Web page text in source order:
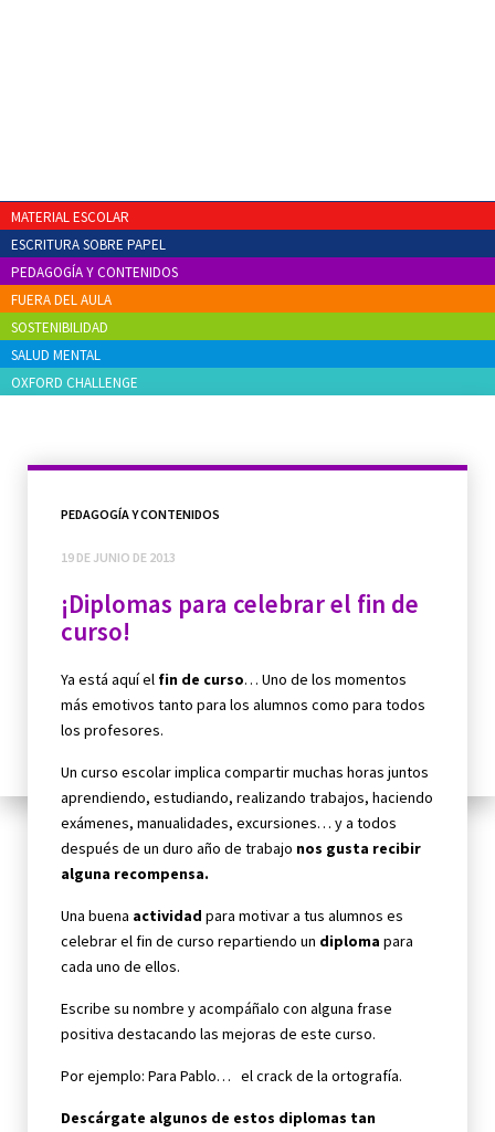
MATERIAL ESCOLAR
ESCRITURA SOBRE PAPEL
PEDAGOGÍA Y CONTENIDOS
FUERA DEL AULA
SOSTENIBILIDAD
SALUD MENTAL
OXFORD CHALLENGE
PEDAGOGÍA Y CONTENIDOS
19 DE JUNIO DE 2013
¡Diplomas para celebrar el fin de
curso!
Ya está aquí el fin de curso… Uno de los momentos
más emotivos tanto para los alumnos como para todos
los profesores.
Un curso escolar implica compartir muchas horas juntos
aprendiendo, estudiando, realizando trabajos, haciendo
exámenes, manualidades, excursiones… y a todos
después de un duro año de trabajo nos gusta recibir
alguna recompensa.
Una buena actividad para motivar a tus alumnos es
celebrar el fin de curso repartiendo un diploma para
cada uno de ellos.
Escribe su nombre y acompáñalo con alguna frase
positiva destacando las mejoras de este curso.
Por ejemplo: Para Pablo… el crack de la ortografía.
Descárgate algunos de estos diplomas tan